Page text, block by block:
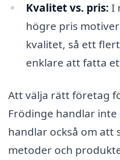
Kvalitet vs. pris: I
högre pris
kvalitet, så ett
enklare att fatta
Att välja rätt företag
Frödinge handlar
handlar också om att
metoder och